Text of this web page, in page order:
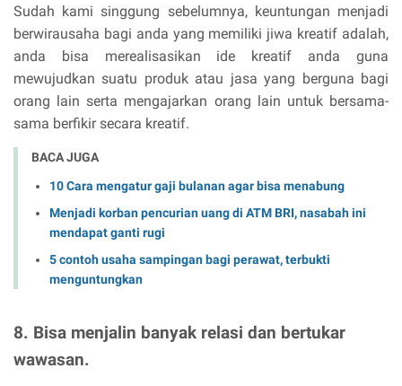
Sudah kami singgung sebelumnya, keuntungan menjadi
berwirausaha bagi anda yang memiliki jiwa kreatif adalah,
anda bisa merealisasikan ide kreatif anda guna
mewujudkan suatu produk atau jasa yang berguna bagi
orang lain serta mengajarkan orang lain untuk bersama-
sama berfikir secara kreatif.
BACA JUGA
10 Cara mengatur gaji bulanan agar bisa menabung
Menjadi korban pencurian uang di ATM BRI, nasabah ini
mendapat ganti rugi
5 contoh usaha sampingan bagi perawat, terbukti
menguntungkan
8. Bisa menjalin banyak relasi dan bertukar
wawasan.